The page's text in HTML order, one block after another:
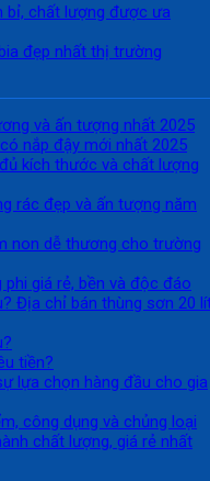
bỉ, chất lượng được ưa
đẹp nhất thị trường
và ấn tượng nhất 2025
nắp đậy mới nhất 2025
kích thước và chất lượng
rác đẹp và ấn tượng năm
non dễ thương cho trường
giá rẻ, bền và độc đáo
Địa chỉ bán thùng sơn 20
tiền?
lựa chọn hàng đầu cho gia
công dụng và chủng loại
chất lượng, giá rẻ nhất